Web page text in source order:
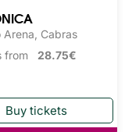
Arena, Cabras
from 28.75€